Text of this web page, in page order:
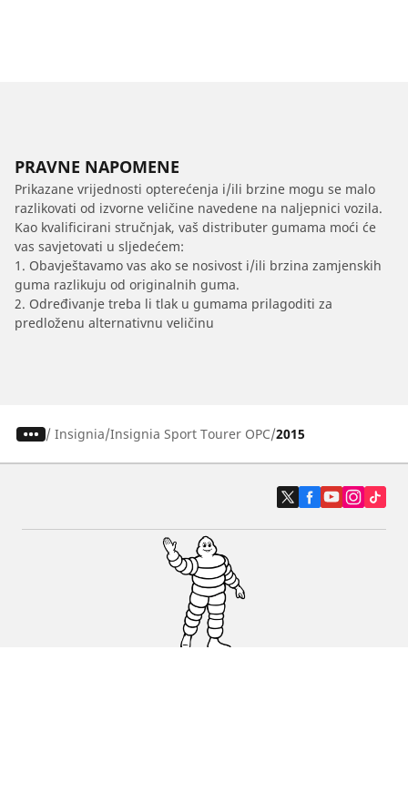
PRAVNE NAPOMENE
Prikazane vrijednosti opterećenja i/ili brzine mogu se malo
razlikovati od izvorne veličine navedene na naljepnici vozila.
Kao kvalificirani stručnjak, vaš distributer gumama moći će
vas savjetovati u sljedećem:
1. Obavještavamo vas ako se nosivost i/ili brzina zamjenskih
guma razlikuju od originalnih guma.
2. Određivanje treba li tlak u gumama prilagoditi za
predloženu alternativnu veličinu
/ Insignia Insignia Sport Tourer OPC 2015